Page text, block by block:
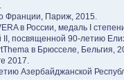
Франции, Париж, 2015.
в России, медаль I
посвященной 90-летию
в Брюсселе, Бельгия,
2017.
Азербайджанской